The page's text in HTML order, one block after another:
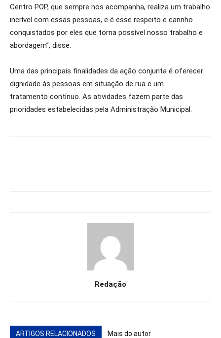
Centro POP, que sempre nos acompanha, realiza um trabalho
incrível com essas pessoas, e é esse respeito e carinho
conquistados por eles que torna possível nosso trabalho e
abordagem”, disse.
Uma das principais finalidades da ação conjunta é oferecer
dignidade às pessoas em situação de rua e um
tratamento contínuo. As atividades fazem parte das
prioridades estabelecidas pela Administração Municipal.
Redação
ARTIGOS RELACIONADOS Mais do autor